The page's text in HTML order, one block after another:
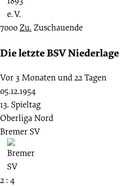
7000Zu. Zuschauende
Die letzte BSV Niederlage
Vor 3 Monaten und 22 Tagen
05.12.1954
13. Spieltag
Oberliga Nord
Bremer SV
2 : 4